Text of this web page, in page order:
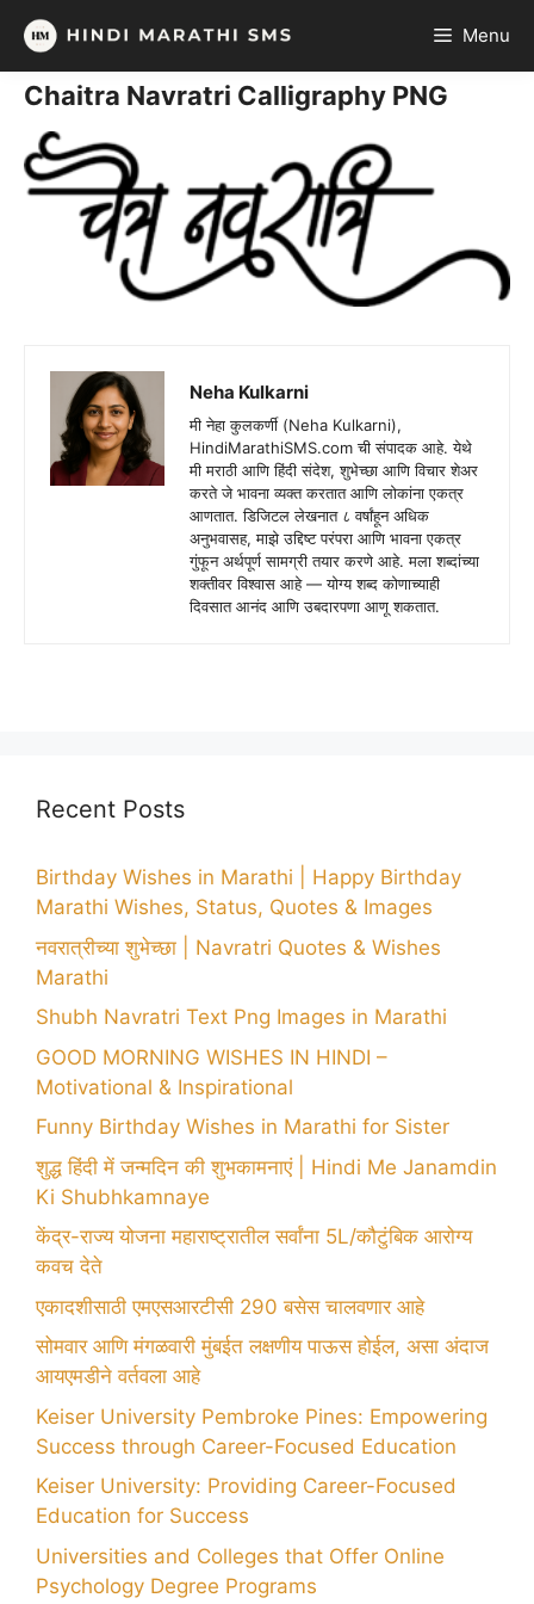
Skip
content
Menu
Chaitra Navratri Calligraphy PNG
Neha Kulkarni
मी नेहा कुलकर्णी (Neha Kulkarni),
HindiMarathiSMS.com ची संपादक आहे. येथे
मी मराठी आणि हिंदी संदेश, शुभेच्छा आणि विचार शेअर
करते जे भावना व्यक्त करतात आणि लोकांना एकत्र
आणतात. डिजिटल लेखनात ८ वर्षांहून अधिक
अनुभवासह, माझे उद्दिष्ट परंपरा आणि भावना एकत्र
गुंफून अर्थपूर्ण सामग्री तयार करणे आहे. मला शब्दांच्या
शक्तीवर विश्वास आहे — योग्य शब्द कोणाच्याही
दिवसात आनंद आणि उबदारपणा आणू शकतात.
Recent Posts
Birthday Wishes in Marathi | Happy Birthday
Marathi Wishes, Status, Quotes & Images
नवरात्रीच्या शुभेच्छा | Navratri Quotes & Wishes
Marathi
Shubh Navratri Text Png Images in Marathi
GOOD MORNING WISHES IN HINDI –
Motivational & Inspirational
Funny Birthday Wishes in Marathi for Sister
शुद्ध हिंदी में जन्मदिन की शुभकामनाएं | Hindi Me Janamdin
Ki Shubhkamnaye
केंद्र-राज्य योजना महाराष्ट्रातील सर्वांना 5L/कौटुंबिक आरोग्य
कवच देते
एकादशीसाठी एमएसआरटीसी 290 बसेस चालवणार आहे
सोमवार आणि मंगळवारी मुंबईत लक्षणीय पाऊस होईल, असा अंदाज
आयएमडीने वर्तवला आहे
Keiser University Pembroke Pines: Empowering
Success through Career-Focused Education
Keiser University: Providing Career-Focused
Education for Success
Universities and Colleges that Offer Online
Psychology Degree Programs